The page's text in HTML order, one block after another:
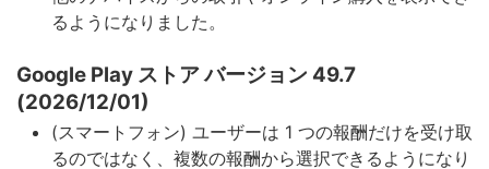
るようになりました。
Google Play ストア バージョン 49.7
(2026/12/01)
(スマートフォン) ユーザーは 1 つの報酬だけを受け取
るのではなく、複数の報酬から選択できるようになり